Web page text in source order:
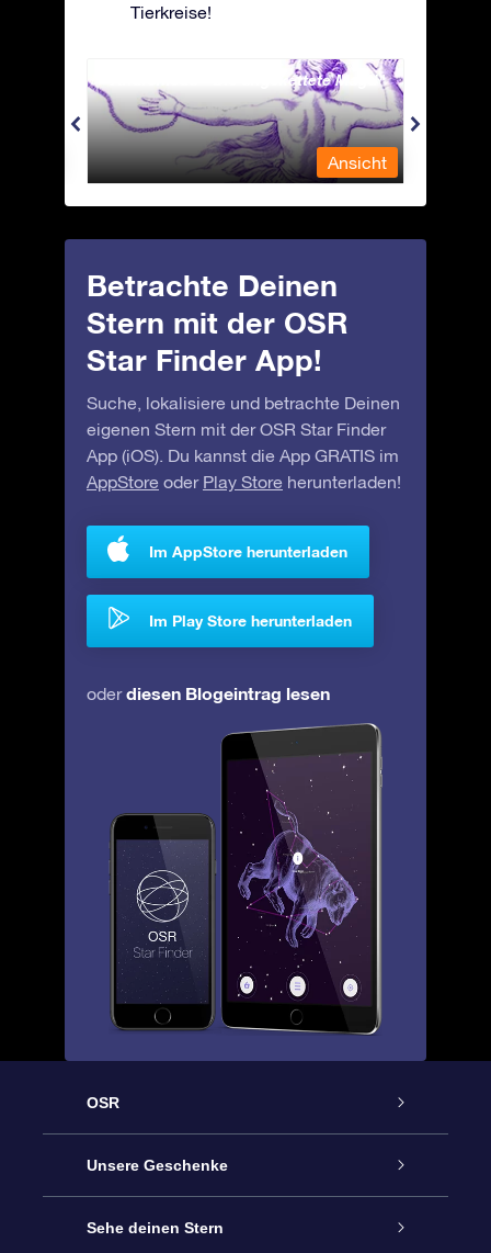
Tierkreise!
Andromeda - Die angekettete Magd
Ansicht
Betrachte Deinen
Stern mit der OSR
Star Finder App!
Suche, lokalisiere und betrachte Deinen
eigenen Stern mit der OSR Star Finder
App (iOS). Du kannst die App GRATIS im
AppStore oder Play Store herunterladen!
Im AppStore herunterladen
Im Play Store herunterladen
oderdiesen Blogeintrag lesen
OSR
Service
Kontakt
Unsere Geschenke
Sterne schenken
Sehe deinen Stern